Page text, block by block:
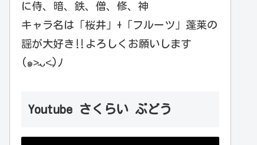
に侍、暗、鉄、僧、修、神
キャラ名は「桜井」+「フルーツ」蓬莱の
謡が大好き‼️よろしくお願いします
(๑˃̵ᴗ˂̵)ﾉ
Youtube さくらい ぶどう